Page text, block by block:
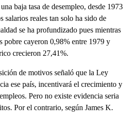
baja tasa de desempleo, desde 1973
salarios reales tan solo ha sido de
se ha profundizado pues mientras
pobre cayeron 0,98% entre 1979 y
crecieron 27,41%.
de motivos señaló que la Ley
ese país, incentivará el crecimiento y
Pero no existe evidencia seria
Por el contrario, según James K.